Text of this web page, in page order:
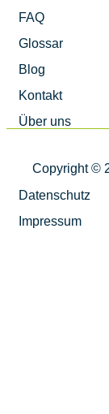
FAQ
Glossar
Blog
Kontakt
Über uns
Copyright ©
Datenschutz
Impressum